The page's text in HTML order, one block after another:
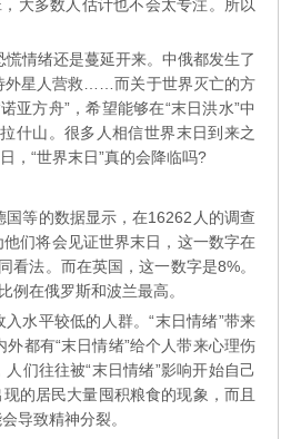
大多数人估计也不会太专注。所以
情绪还是蔓延开来。中俄都发生了
外星人营救……而关于世界灭亡的方
方舟”，希望能够在“末日洪水”中
什山。很多人相信世界末日到来之
，“世界末日”真的会降临吗?
等的数据显示，在16262人的调查
们将会见证世界末日，这一数字在
法。而在英国，这一数字是8%。
例在俄罗斯和波兰最高。
水平较低的人群。“末日情绪”带来
都有“末日情绪”给个人带来心理伤
们往往被“末日情绪”影响开始自己
的居民大量囤积粮食的现象，而且
导致精神分裂。